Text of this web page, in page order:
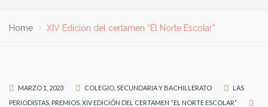
Home XIV Edición del certamen “El Norte Escolar”
MARZO 1, 2023 COLEGIO SECUNDARIA Y BACHILLERATO
LAS
PERIODISTAS PREMIOS XIV EDICIÓN DEL CERTAMEN “EL NORTE ESCOLAR”